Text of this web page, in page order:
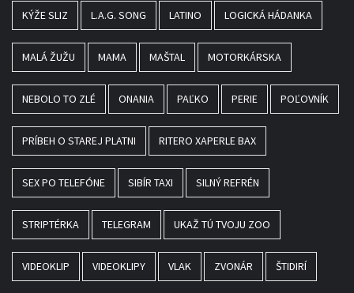
KÝŽE SLIZ L.A.G. SONG LATINO LOGICKÁ HÁDANKA
MALÁ ŽUŽU MAMA MAŠTAL MOTORKÁRSKA
NEBOLO TO ZLÉ ONANIA PAĽKO PERIE POĽOVNÍK
PRÍBEH O STAREJ PLATNI RITERO XAPERLE BAX
SEX PO TELEFÓNE SIBÍR TAXI SILNÝ REFRÉN
STRIPTÉRKA TELEGRAM UKAŽ TÚ TVOJU ZOO
VIDEOKLIP VIDEOKLIPY VLAK ZVONÁR ŠTIDIRÍ